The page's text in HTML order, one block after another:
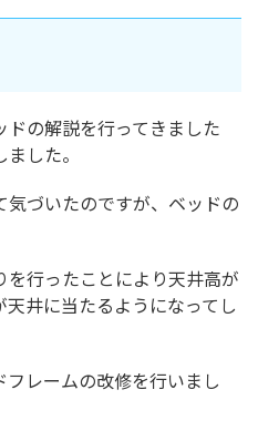
の解説を行ってきました
した。
づいたのですが、ベッドの
行ったことにより天井高が
井に当たるようになってし
レームの改修を行いまし